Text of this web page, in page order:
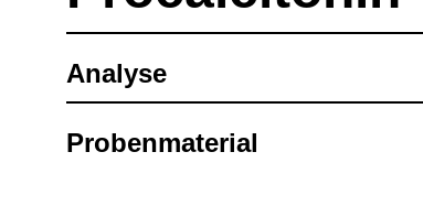
Ana­lyse
Pro­ben­ma­te­rial